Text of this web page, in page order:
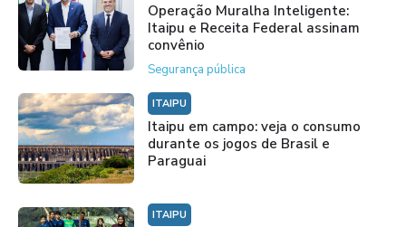
Operação Muralha Inteligente:
Itaipu e Receita Federal assinam
convênio
Segurança pública
ITAIPU
Itaipu em campo: veja o consumo
durante os jogos de Brasil e
Paraguai
ITAIPU